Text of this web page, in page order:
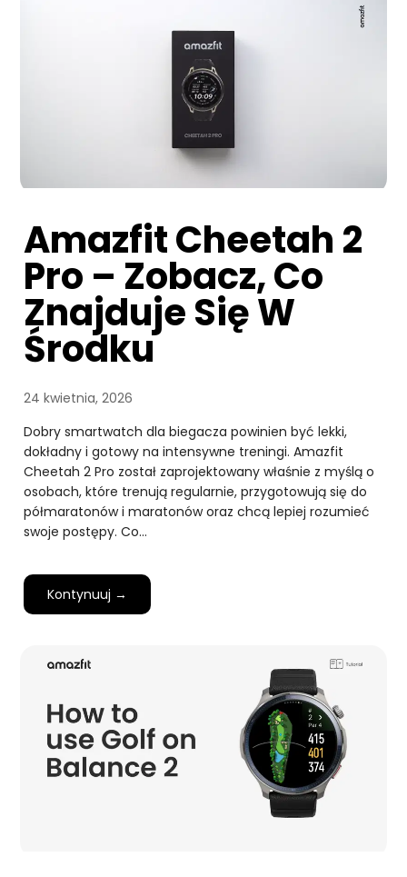
Amazfit Cheetah 2
Pro – Zobacz, Co
Znajduje Się W
Środku
24 kwietnia, 2026
Dobry smartwatch dla biegacza powinien być lekki,
dokładny i gotowy na intensywne treningi. Amazfit
Cheetah 2 Pro został zaprojektowany właśnie z myślą o
osobach, które trenują regularnie, przygotowują się do
półmaratonów i maratonów oraz chcą lepiej rozumieć
swoje postępy. Co…
Kontynuuj →